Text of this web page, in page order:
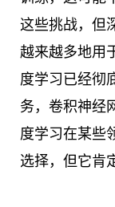
这些挑战，但
越来越多地用
度学习已经彻
务，卷积神经
度学习在某些
选择，但它肯